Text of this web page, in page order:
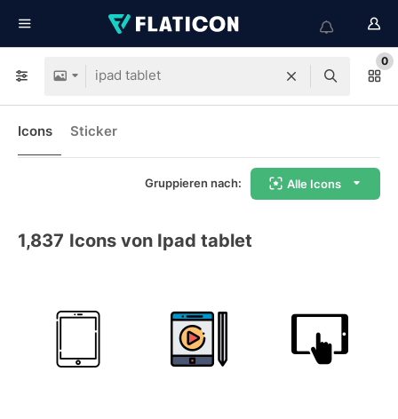
0
Icons Sticker
Gruppieren nach: Alle Icons
1,837 Icons von Ipad tablet